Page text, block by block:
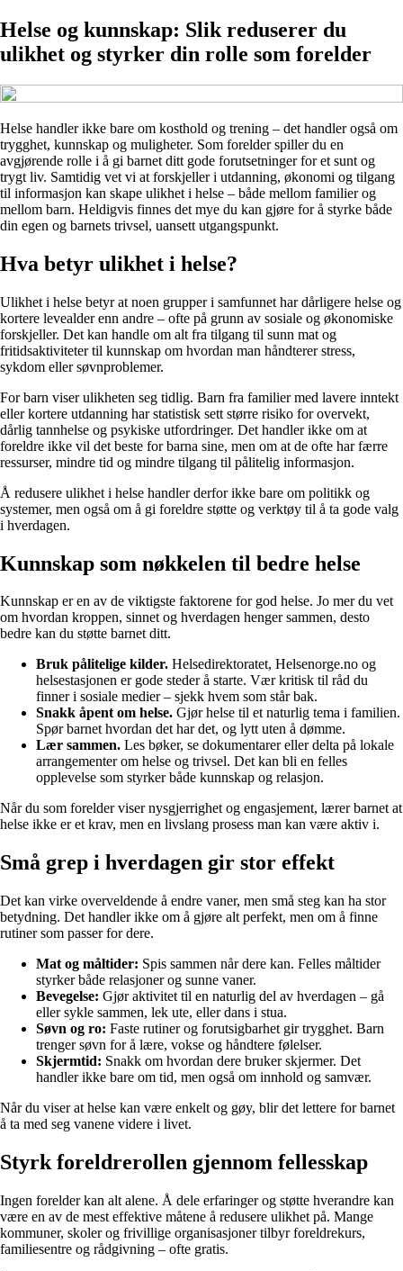
Helse og kunnskap: Slik reduserer du
ulikhet og styrker din rolle som forelder
Helse handler ikke bare om kosthold og trening – det handler også om
trygghet, kunnskap og muligheter. Som forelder spiller du en
avgjørende rolle i å gi barnet ditt gode forutsetninger for et sunt og
trygt liv. Samtidig vet vi at forskjeller i utdanning, økonomi og tilgang
til informasjon kan skape ulikhet i helse – både mellom familier og
mellom barn. Heldigvis finnes det mye du kan gjøre for å styrke både
din egen og barnets trivsel, uansett utgangspunkt.
Hva betyr ulikhet i helse?
Ulikhet i helse betyr at noen grupper i samfunnet har dårligere helse og
kortere levealder enn andre – ofte på grunn av sosiale og økonomiske
forskjeller. Det kan handle om alt fra tilgang til sunn mat og
fritidsaktiviteter til kunnskap om hvordan man håndterer stress,
sykdom eller søvnproblemer.
For barn viser ulikheten seg tidlig. Barn fra familier med lavere inntekt
eller kortere utdanning har statistisk sett større risiko for overvekt,
dårlig tannhelse og psykiske utfordringer. Det handler ikke om at
foreldre ikke vil det beste for barna sine, men om at de ofte har færre
ressurser, mindre tid og mindre tilgang til pålitelig informasjon.
Å redusere ulikhet i helse handler derfor ikke bare om politikk og
systemer, men også om å gi foreldre støtte og verktøy til å ta gode valg
i hverdagen.
Kunnskap som nøkkelen til bedre helse
Kunnskap er en av de viktigste faktorene for god helse. Jo mer du vet
om hvordan kroppen, sinnet og hverdagen henger sammen, desto
bedre kan du støtte barnet ditt.
Bruk pålitelige kilder. Helsedirektoratet, Helsenorge.no og
helsestasjonen er gode steder å starte. Vær kritisk til råd du
finner i sosiale medier – sjekk hvem som står bak.
Snakk åpent om helse. Gjør helse til et naturlig tema i familien.
Spør barnet hvordan det har det, og lytt uten å dømme.
Lær sammen. Les bøker, se dokumentarer eller delta på lokale
arrangementer om helse og trivsel. Det kan bli en felles
opplevelse som styrker både kunnskap og relasjon.
Når du som forelder viser nysgjerrighet og engasjement, lærer barnet at
helse ikke er et krav, men en livslang prosess man kan være aktiv i.
Små grep i hverdagen gir stor effekt
Det kan virke overveldende å endre vaner, men små steg kan ha stor
betydning. Det handler ikke om å gjøre alt perfekt, men om å finne
rutiner som passer for dere.
Mat og måltider: Spis sammen når dere kan. Felles måltider
styrker både relasjoner og sunne vaner.
Bevegelse: Gjør aktivitet til en naturlig del av hverdagen – gå
eller sykle sammen, lek ute, eller dans i stua.
Søvn og ro: Faste rutiner og forutsigbarhet gir trygghet. Barn
trenger søvn for å lære, vokse og håndtere følelser.
Skjermtid: Snakk om hvordan dere bruker skjermer. Det
handler ikke bare om tid, men også om innhold og samvær.
Når du viser at helse kan være enkelt og gøy, blir det lettere for barnet
å ta med seg vanene videre i livet.
Styrk foreldrerollen gjennom fellesskap
Ingen forelder kan alt alene. Å dele erfaringer og støtte hverandre kan
være en av de mest effektive måtene å redusere ulikhet på. Mange
kommuner, skoler og frivillige organisasjoner tilbyr foreldrekurs,
familiesentre og rådgivning – ofte gratis.